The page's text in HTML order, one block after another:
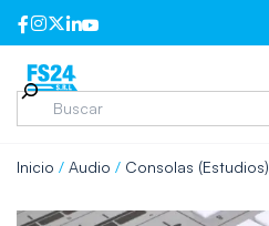
Inicio / Audio / Consolas (Estudios)